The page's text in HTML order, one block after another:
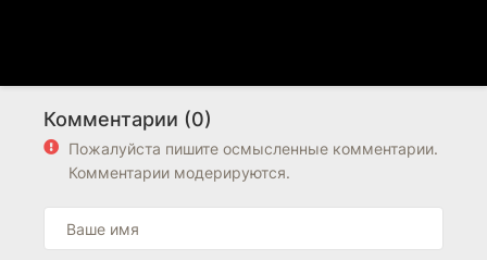
Комментарии (0)
Пожалуйста пишите осмысленные комментарии.
Комментарии модерируются.